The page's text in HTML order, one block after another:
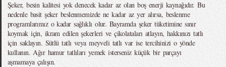
Şeker, besin kalitesi yok denecek kadar az olan boş enerji kaynağıdır. Bu
nedenle basit şeker beslenmemizde ne kadar az yer alırsa, beslenme
programlarımız o kadar sağlıklı olur. Bayramda şeker tüketimine sınır
koymak için, ikram edilen şekerleri ve çikolataları atlayın, hakkınızı tatlı
için saklayın. Sütlü tatlı veya meyveli tatlı var ise tercihinizi o yönde
kullanın. Ağır hamur tatlıları yemek isterseniz küçük bir parçayı
aşmamaya çalışın.